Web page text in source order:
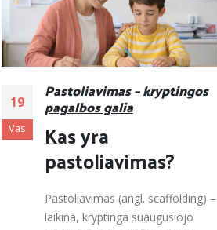
15
Gru
Lietuvos aklųjų biblioteka
išleido smagiai iliustruotą
skaitmeninę knygą „Apie
disleksiją paprastai“
Lietuvos aklųjų biblioteka (LAB),
negalintiems skaityti įprasto
spausdinto teksto, pristato Lietuvai